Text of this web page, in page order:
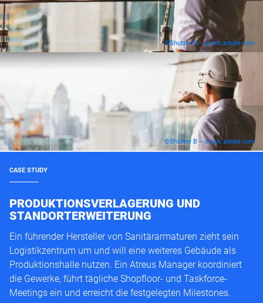
©Shutter B – stock.adobe.com
©Shutter B – stock.adobe.com
CASE STUDY
PRODUKTIONSVERLAGERUNG UND
STANDORTERWEITERUNG
Ein führender Hersteller von Sanitärarmaturen zieht sein
Logistikzentrum um und will eine weiteres Gebäude als
Produktionshalle nutzen. Ein Atreus Manager koordiniert
die Gewerke, führt tägliche Shopfloor- und Taskforce-
Meetings ein und erreicht die festgelegten Milestones.